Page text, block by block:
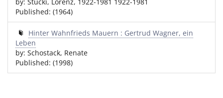
Published: (1964)
Hinter Wahnfrieds Mauern : Gertrud Wagner, ein
Leben
by: Schostack, Renate
Published: (1998)